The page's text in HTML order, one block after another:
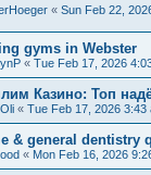
« Sun Feb 22,
gyms in Webster
« Tue Feb 17, 2026
Казино: Топ
« Tue Feb 17, 2026 3:43
& general dentistry
« Mon Feb 16, 2026